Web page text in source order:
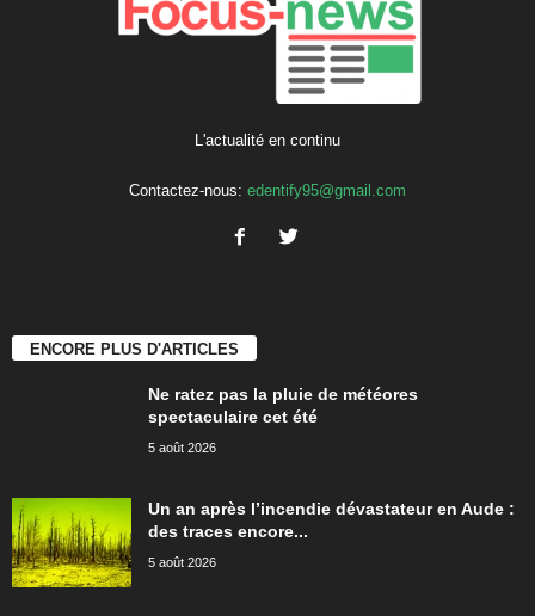
L'actualité en continu
Contactez-nous: edentify95@gmail.com
ENCORE PLUS D'ARTICLES
Ne ratez pas la pluie de météores
spectaculaire cet été
5 août 2026
Un an après l’incendie dévastateur en Aude :
des traces encore...
5 août 2026